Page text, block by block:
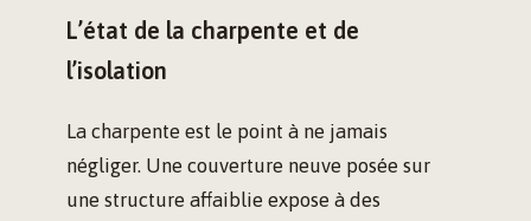
L’état de la charpente et de
l’isolation
La charpente est le point à ne jamais
négliger. Une couverture neuve posée sur
une structure affaiblie expose à des